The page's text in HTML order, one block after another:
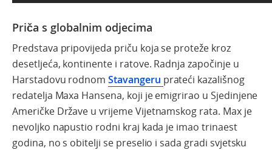
Priča s globalnim odjecima
Predstava pripovijeda priču koja se proteže kroz
desetljeća, kontinente i ratove. Radnja započinje u
Harstadovu rodnomStavangeru prateći kazališnog
redatelja Maxa Hansena, koji je emigrirao u Sjedinjene
Američke Države u vrijeme Vijetnamskog rata. Max je
nevoljko napustio rodni kraj kada je imao trinaest
godina, no s obitelji se preselio i sada gradi svjetsku